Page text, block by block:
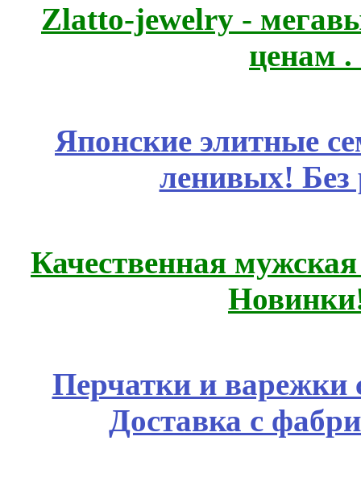
Zlatto-jewelry -
ценам
Японские элитные
ленивых!
Качественная
Перчатки и варежки
Доставка с